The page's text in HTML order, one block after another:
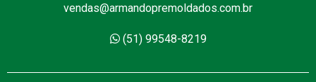
vendas@armandopremoldados.com.br
(51) 99548-8219